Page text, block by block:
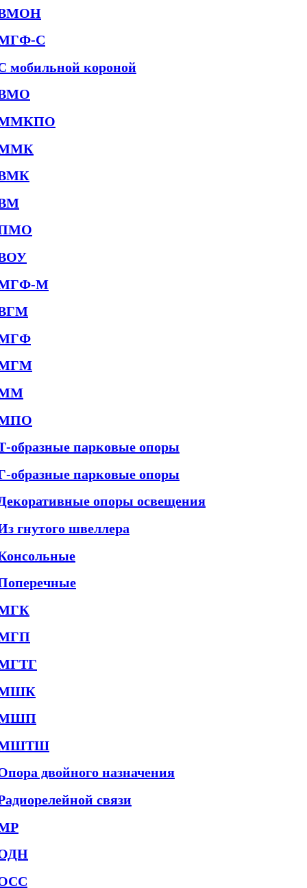
С
мобильной короной
М
образные парковые опоры
образные парковые опоры
опоры освещения
гнутого швеллера
двойного назначения
связи